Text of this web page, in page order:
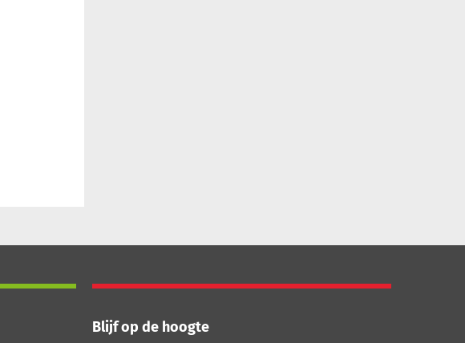
Blijf op de hoogte